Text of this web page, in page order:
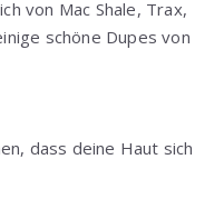
von Mac Shale, Trax,
schöne Dupes von
dass deine Haut sich